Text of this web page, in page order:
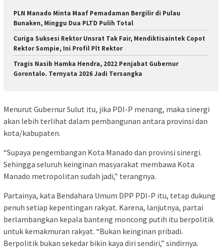
PLN Manado Minta Maaf Pemadaman Bergilir di Pulau
Bunaken, Minggu Dua PLTD Pulih Total
Curiga Suksesi Rektor Unsrat Tak Fair, Mendiktisaintek Copot
Rektor Sompie, Ini Profil Plt Rektor
Tragis Nasib Hamka Hendra, 2022 Penjabat Gubernur
Gorontalo. Ternyata 2026 Jadi Tersangka
Menurut Gubernur Sulut itu, jika PDI-P menang, maka sinergi
akan lebih terlihat dalam pembangunan antara provinsi dan
kota/kabupaten.
“Supaya pengembangan Kota Manado dan provinsi sinergi.
Sehingga seluruh keinginan masyarakat membawa Kota
Manado metropolitan sudah jadi,” terangnya.
Partainya, kata Bendahara Umum DPP PDI-P itu, tetap dukung
penuh setiap kepentingan rakyat. Karena, lanjutnya, partai
berlambangkan kepala banteng moncong putih itu berpolitik
untuk kemakmuran rakyat. “Bukan keinginan pribadi.
Berpolitik bukan sekedar bikin kaya diri sendiri,” sindirnya.